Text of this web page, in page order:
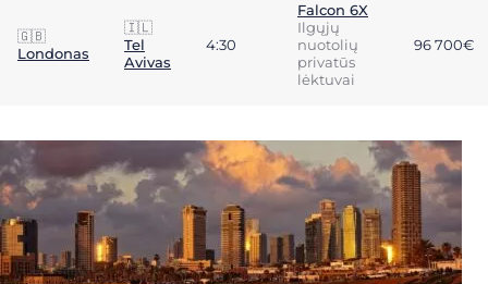
🇬🇧
Londonas
🇮🇱
Tel
Avivas
4:30
Falcon 6X
Ilgųjų
nuotolių
privatūs
lėktuvai
96 700€